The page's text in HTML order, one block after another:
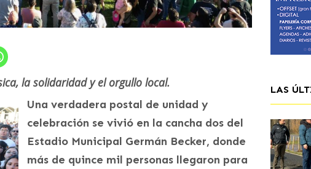
la solidaridad y el orgullo local.
Una verdadera postal de unidad y
celebración se vivió en la cancha dos del
Estadio Municipal Germán Becker, donde
más de quince mil personas llegaron para
LAS